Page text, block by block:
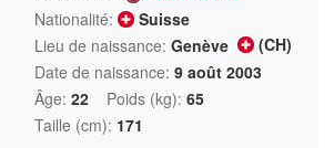
Nationalité:
Suisse
Lieu de naissance: Genève
(CH)
Date de naissance: 9 août 2003
Âge: 22 Poids (kg): 65
Taille (cm): 171